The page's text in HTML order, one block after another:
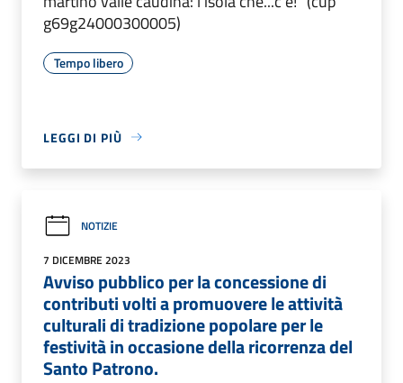
g69g24000300005)
Tempo libero
LEGGI DI PIÙ
NOTIZIE
7 DICEMBRE 2023
Avviso pubblico per la concessione di
contributi volti a promuovere le attività
culturali di tradizione popolare per le
festività in occasione della ricorrenza del
Santo Patrono.